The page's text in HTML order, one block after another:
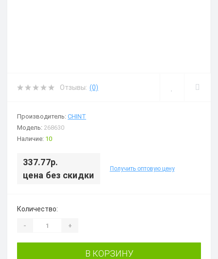
Отзывы: (0)
Производитель: CHINT
Модель: 268630
Наличие: 10
337.77р.
цена без скидки
Получить оптовую цену
Количество:
- +
В КОРЗИНУ